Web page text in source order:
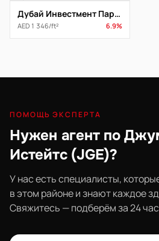
Дубай Инвестмент Парк Ферст
AED 1 346/ft² 6.9%
ПОМОЩЬ ЭКСПЕРТА
Нужен агент по
Истейтс (JGE)?
У нас есть специалисты,
в этом районе и знают каждое
Свяжитесь — подберём за 24